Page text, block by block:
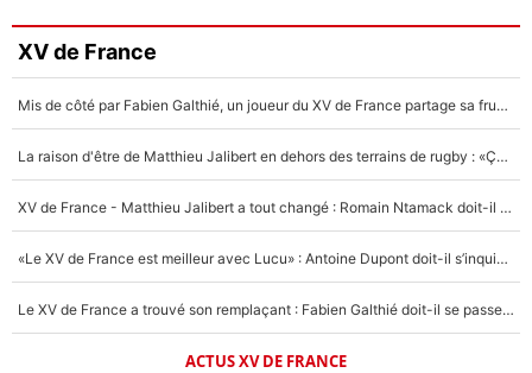
XV de France
Mis de côté par Fabien Galthié, un joueur du XV de France partage sa frustration : «ils ne me l’ont pas dit tout de suite»
La raison d'être de Matthieu Jalibert en dehors des terrains de rugby : «Ça m'atteint autant que si tu touches à un membre de ma famille»
XV de France - Matthieu Jalibert a tout changé : Romain Ntamack doit-il s’inquiéter pour sa place à un an de la Coupe du monde ?
«Le XV de France est meilleur avec Lucu» : Antoine Dupont doit-il s’inquiéter pour sa place ?
Le XV de France a trouvé son remplaçant : Fabien Galthié doit-il se passer d'Antoine Dupont ?
ACTUS XV DE FRANCE